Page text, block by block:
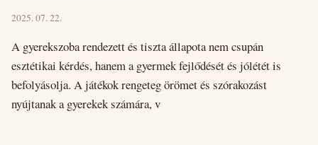
2025. 07. 22.
A gyerekszoba rendezett és tiszta állapota nem csupán
esztétikai kérdés, hanem a gyermek fejlődését és jólétét is
befolyásolja. A játékok rengeteg örömet és szórakozást
nyújtanak a gyerekek számára, v